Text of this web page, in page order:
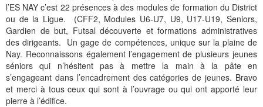
l’ES NAY c’est 22 présences à des modules de formation du District
ou de la Ligue.
(CFF2, Modules U6-U7, U9, U17-U19, Seniors,
Gardien de but, Futsal découverte et formations administratives
des dirigeants. Un gage de compétences, unique sur la plaine de
Nay. Reconnaissons également l’engagement de plusieurs jeunes
séniors qui n’hésitent pas à mettre la main à la pâte en
s’engageant dans l’encadrement des catégories de jeunes. Bravo
et merci à tous ceux qui sont à l’ouvrage ou qui ont apporté leur
pierre à l’édifice.